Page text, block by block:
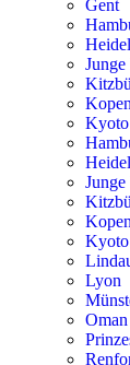
Gent
Kyoto
Kyoto
Lyon
Oman